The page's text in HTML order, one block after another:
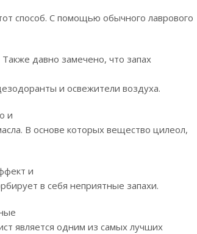
способ. С помощью обычного лаврового
давно замечено, что запах
и освежители воздуха.
и
В основе которых вещество цилеол,
и
в себя неприятные запахи.
является одним из самых лучших